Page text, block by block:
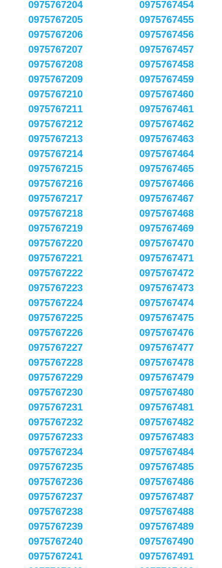
0975767204
0975767205
0975767206
0975767207
0975767208
0975767209
0975767210
0975767211
0975767212
0975767213
0975767214
0975767215
0975767216
0975767217
0975767218
0975767219
0975767220
0975767221
0975767222
0975767223
0975767224
0975767225
0975767226
0975767227
0975767228
0975767229
0975767230
0975767231
0975767232
0975767233
0975767234
0975767235
0975767236
0975767237
0975767238
0975767239
0975767240
0975767241
0975767454
0975767455
0975767456
0975767457
0975767458
0975767459
0975767460
0975767461
0975767462
0975767463
0975767464
0975767465
0975767466
0975767467
0975767468
0975767469
0975767470
0975767471
0975767472
0975767473
0975767474
0975767475
0975767476
0975767477
0975767478
0975767479
0975767480
0975767481
0975767482
0975767483
0975767484
0975767485
0975767486
0975767487
0975767488
0975767489
0975767490
0975767491